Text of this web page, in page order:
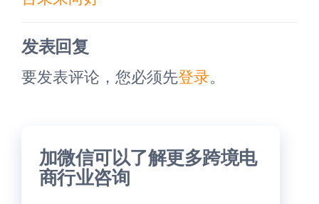
文
章
发表回复
要发表评论，您必须先登录。
加微信可以了解更多跨境电
商行业咨询